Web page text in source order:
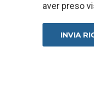
aver preso